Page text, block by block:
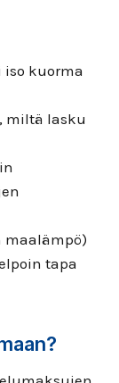
iso kuorma
miltä lasku
maalämpö)
tapa